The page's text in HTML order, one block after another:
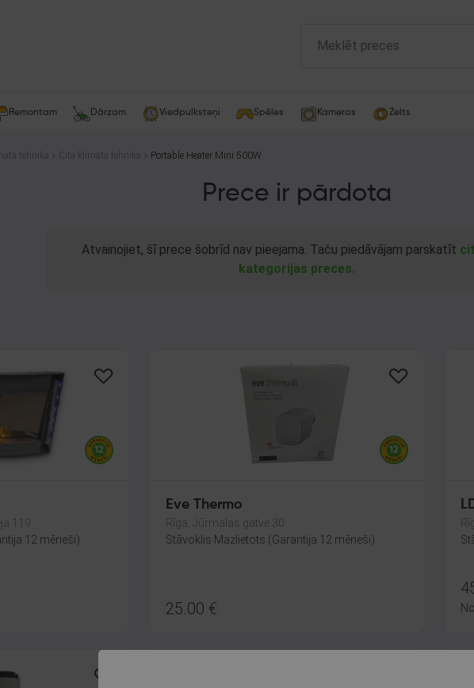
Remontam Dārzam Viedpulksteņi Spēles Kameras Zelts
tehnika Cita klimata tehnika Portable Heater Mini 500W
Prece ir pārdota
Atvainojiet, šī prece šobrīd nav pieejama. Taču piedāvājam parskatīt
kategorijas preces.
119
12 mēneši)
Eve Thermo
Rīga, Jūrmalas gatve 30
Stāvoklis Mazlietots (Garantija 12 mēneši)
25.00 € No